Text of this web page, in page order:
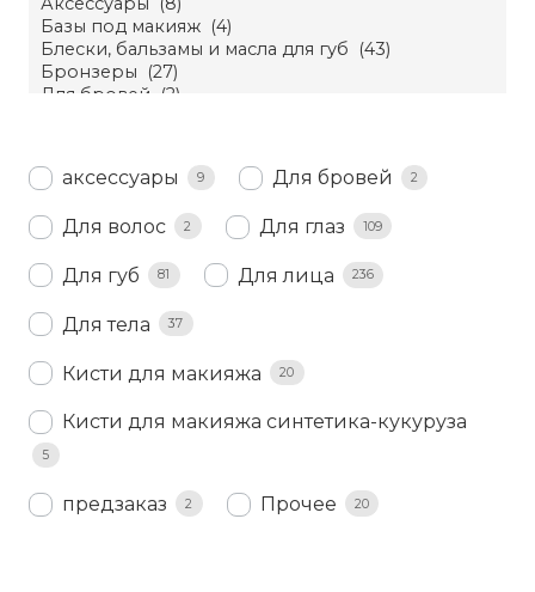
аксессуары 9 Для бровей 2
Для волос 2 Для глаз 109
Для губ 81 Для лица 236
Для тела 37
Кисти для макияжа 20
Кисти для макияжа синтетика-кукуруза
5
предзаказ 2 Прочее 20